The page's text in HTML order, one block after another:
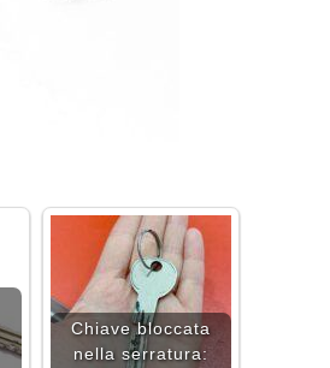
Chiave bloccata
nella serratura: